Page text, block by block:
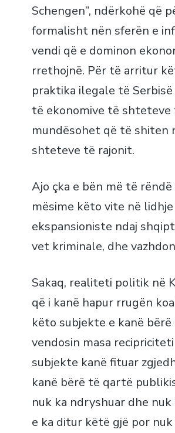
Schengen”, ndërkohë që
formalisht nën sferën e
vendi që e dominon
rrethojnë. Për të arritur
praktika ilegale të
të ekonomive të shteteve
mundësohet që të shiten
shteteve të rajonit.
Ajo çka e bën më të
mësime këto vite në
ekspansioniste ndaj
vet kriminale, dhe
Sakaq, realiteti politik në
që i kanë hapur rrugën
këto subjekte e kanë
vendosin masa
subjekte kanë fituar
kanë bërë të qartë
nuk ka ndryshuar dhe
e ka ditur këtë gjë por